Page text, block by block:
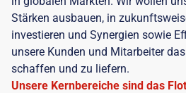
Stärken ausbauen, in
investieren und Synergien sowie
unsere Kunden und Mitarbeiter
schaffen und zu liefern.
Unsere Kernbereiche sind das